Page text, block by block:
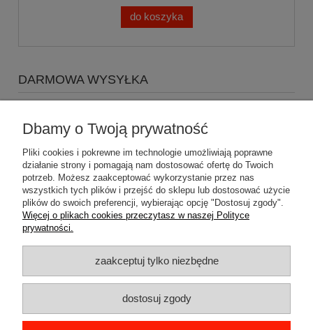
do koszyka
DARMOWA WYSYŁKA
wysyłki Gratis
Pomoc
Dostawa
Moje konto
Gwarancja i zwroty
Dbamy o Twoją prywatność
Pliki cookies i pokrewne im technologie umożliwiają poprawne
działanie strony i pomagają nam dostosować ofertę do Twoich
potrzeb. Możesz zaakceptować wykorzystanie przez nas
wszystkich tych plików i przejść do sklepu lub dostosować użycie
plików do swoich preferencji, wybierając opcję "Dostosuj zgody".
Więcej o plikach cookies przeczytasz w naszej Polityce
prywatności.
zaakceptuj tylko niezbędne
dostosuj zgody